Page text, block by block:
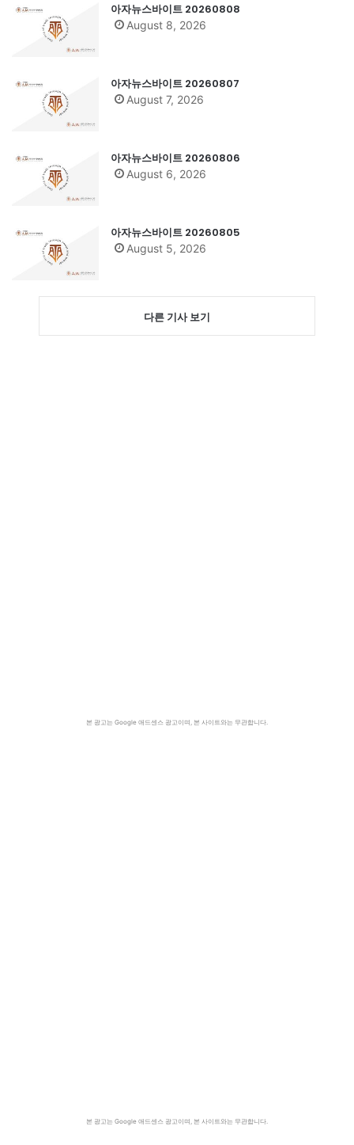
아자뉴스바이트 20260808
August 8, 2026
아자뉴스바이트 20260807
August 7, 2026
아자뉴스바이트 20260806
August 6, 2026
아자뉴스바이트 20260805
August 5, 2026
다른 기사 보기
본 광고는 Google 애드센스 광고이며, 본 사이트와는 무관합니다.
본 광고는 Google 애드센스 광고이며, 본 사이트와는 무관합니다.